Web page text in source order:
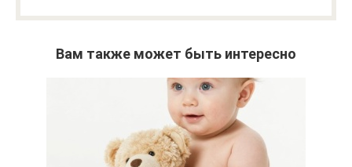
Вам также может быть интересно